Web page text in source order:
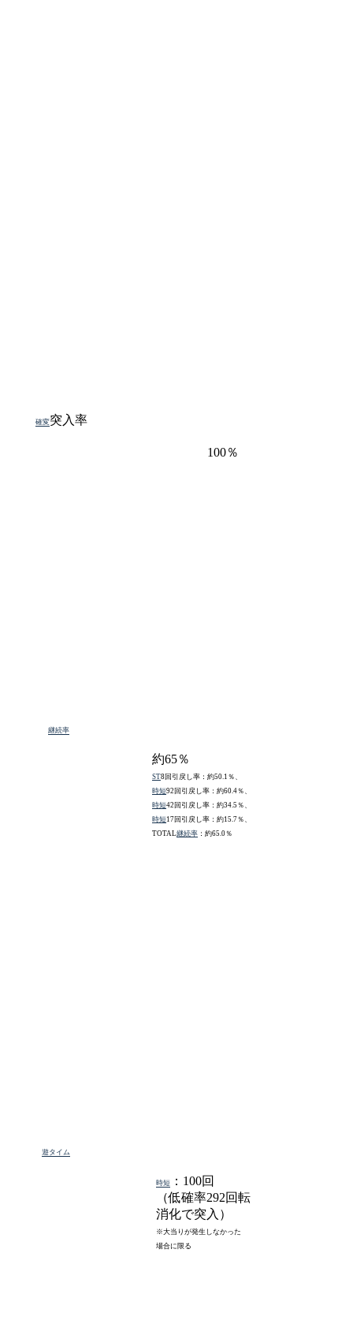
確変突入率
100％
継続率
約65％
ST8回引戻し率：約50.1％、
時短92回引戻し率：約60.4％、
時短42回引戻し率：約34.5％、
時短 17回引戻し率：約15.7％、
TOTAL継続率 ：約65.0％
遊タイム
時短
：100回
（低確率292回転
消化で突入）
※大当りが発生しなかった
場合に限る